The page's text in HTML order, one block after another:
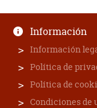
Información
Información
Política de
Política de
Condiciones de